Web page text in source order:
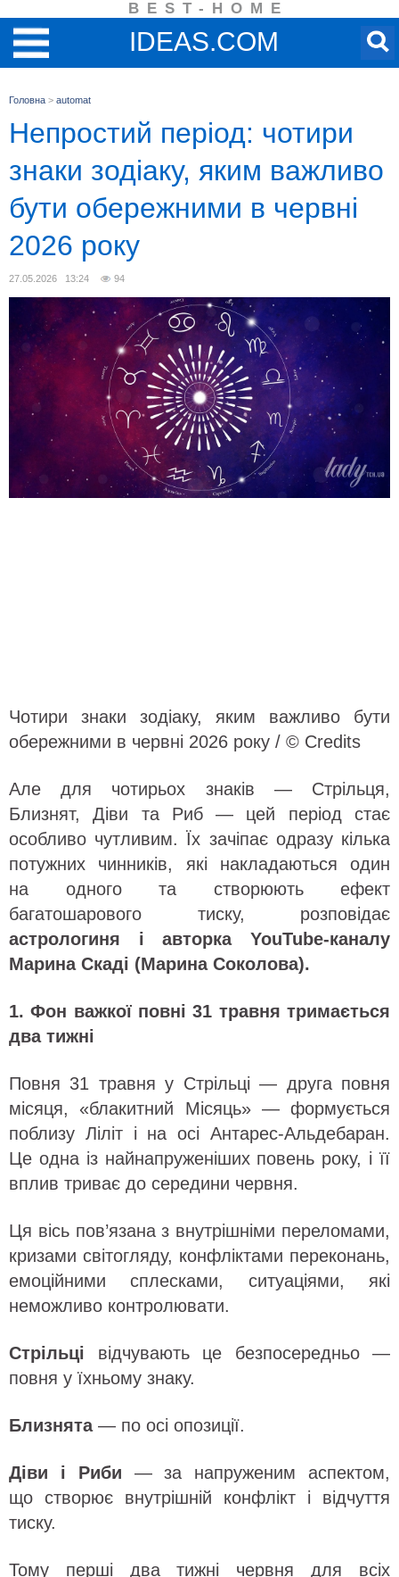
BEST-HOME
IDEAS.COM
Головна > automat
Непростий період: чотири
знаки зодіаку, яким важливо
бути обережними в червні
2026 року
27.05.2026 13:24 94
Чотири знаки зодіаку, яким важливо бути
обережними в червні 2026 року / © Credits
Але для чотирьох знаків — Стрільця,
Близнят, Діви та Риб — цей період стає
особливо чутливим. Їх зачіпає одразу кілька
потужних чинників, які накладаються один
на одного та створюють ефект
багатошарового тиску, розповідає
астрологиня і авторка YouTube-каналу
Марина Скаді (Марина Соколова).
1. Фон важкої повні 31 травня тримається
два тижні
Повня 31 травня у Стрільці — друга повня
місяця, «блакитний Місяць» — формується
поблизу Ліліт і на осі Антарес-Альдебаран.
Це одна із найнапруженіших повень року, і її
вплив триває до середини червня.
Ця вісь пов’язана з внутрішніми переломами,
кризами світогляду, конфліктами переконань,
емоційними сплесками, ситуаціями, які
неможливо контролювати.
Стрільці відчувають це безпосередньо —
повня у їхньому знаку.
Близнята— по осі опозиції.
Діви і Риби — за напруженим аспектом,
що створює внутрішній конфлікт і відчуття
тиску.
Тому перші два тижні червня для всіх